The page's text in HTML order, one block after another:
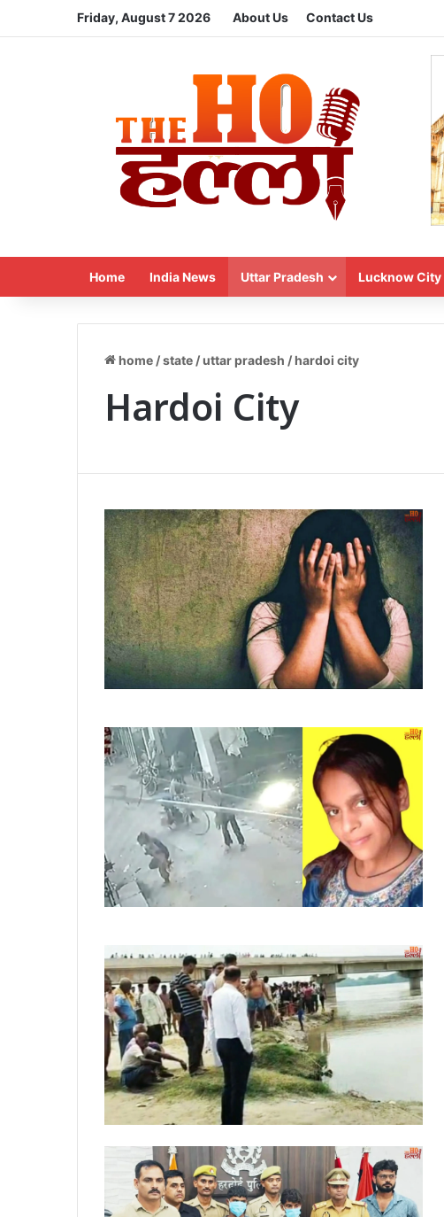
Friday, August 7 2026 About Us Contact Us
Home India News Uttar Pradesh Lucknow City
home /state /uttar pradesh /hardoi city
Hardoi City